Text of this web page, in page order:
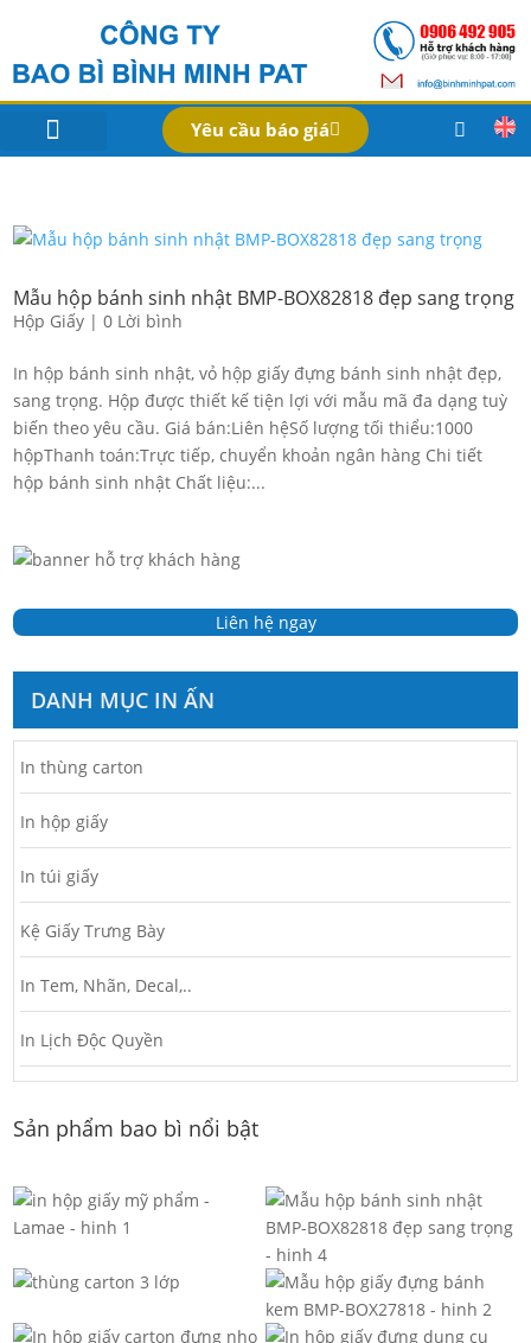
Yêu cầu báo giá
Mẫu hộp bánh sinh nhật BMP-BOX82818 đẹp sang trọng
Hộp Giấy |0 Lời bình
In hộp bánh sinh nhật, vỏ hộp giấy đựng bánh sinh nhật đẹp,
sang trọng. Hộp được thiết kế tiện lợi với mẫu mã đa dạng tuỳ
biến theo yêu cầu. Giá bán:Liên hệSố lượng tối thiểu:1000
hộpThanh toán:Trực tiếp, chuyển khoản ngân hàng Chi tiết
hộp bánh sinh nhật Chất liệu:...
Liên hệ ngay
DANH MỤC IN ẤN
In thùng carton
In hộp giấy
In túi giấy
Kệ Giấy Trưng Bày
In Tem, Nhãn, Decal,..
In Lịch Độc Quyền
Sản phẩm bao bì nổi bật